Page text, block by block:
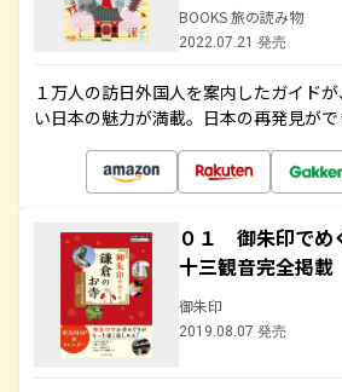
BOOKS 旅の読み物
2022.07.21 発売
１万人の訪日外国人を案内したガイド
い日本の魅力が満載。日本の再発見がで
０１ 御朱印で
十三観音完全掲
御朱印
2019.08.07 発売